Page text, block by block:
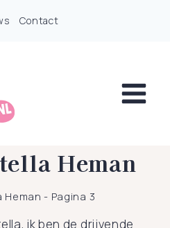
Contact
Heman
Heman - Pagina 3
ik ben de drijvende